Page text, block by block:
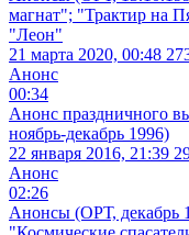
магнат"; "Трактир на
"Леон"
21 марта 2020, 00:48
Анонс
00:34
Анонс праздничного
ноябрь-декабрь 1996)
22 января 2016, 21:39
Анонс
02:26
Анонсы (ОРТ, декабрь